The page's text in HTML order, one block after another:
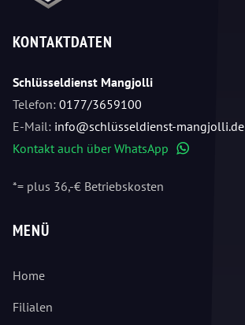
KONTAKTDATEN
Schlüsseldienst Mangjolli
Telefon: 0177/3659100
E-Mail: info@schlüsseldienst-mangjolli.de
Kontakt auch über WhatsApp
*= plus 36,-€ Betriebskosten
MENÜ
Home
Filialen